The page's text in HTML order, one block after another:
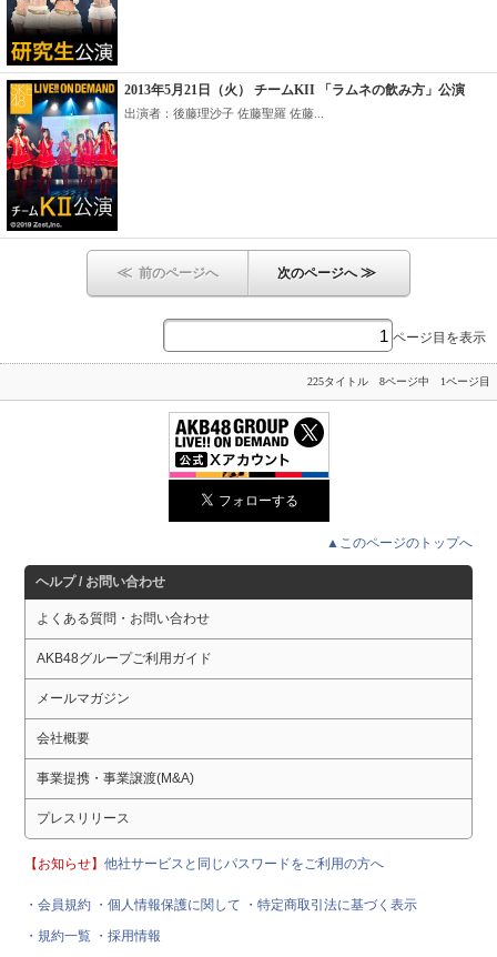
2013年5月21日（火） チームKII 「ラムネの飲み方」公演
出演者：後藤理沙子 佐藤聖羅 佐藤...
≪ 前のページへ 次のページへ≫
ページ目を表示
225タイトル 8ページ中 1ページ目
▲このページのトップへ
ヘルプ / お問い合わせ
よくある質問・お問い合わせ
AKB48グループご利用ガイド
メールマガジン
会社概要
事業提携・事業譲渡(M&A)
プレスリリース
【お知らせ】他社サービスと同じパスワードをご利用の方へ
・会員規約 ・個人情報保護に関して
・特定商取引法に基づく表示
・規約一覧 ・採用情報